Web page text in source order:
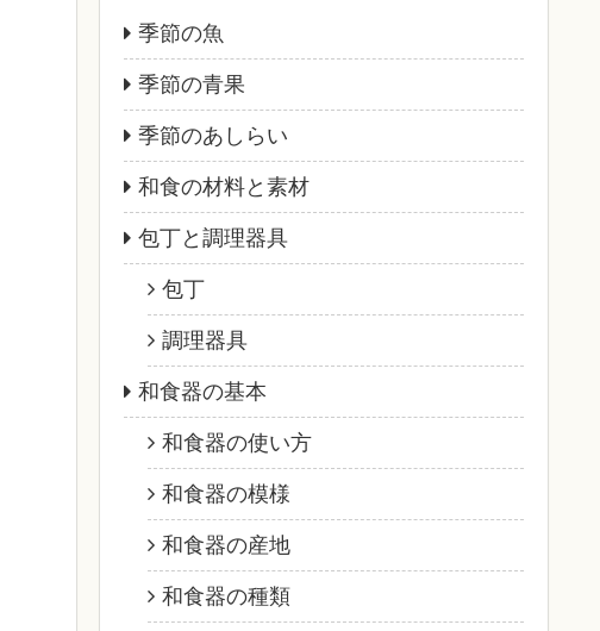
季節の魚
季節の青果
季節のあしらい
和食の材料と素材
包丁と調理器具
包丁
調理器具
和食器の基本
和食器の使い方
和食器の模様
和食器の産地
和食器の種類